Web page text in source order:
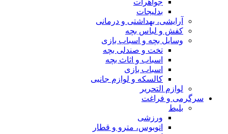
جواهرات
بدلیجات
آرایشی، بهداشتی و درمانی
کفش و لباس بچه
وسایل بچه و اسباب بازی
تخت و صندلی بچه
اسباب و اثاث بچه
اسباب بازی
کالسکه و لوازم جانبی
لوازم التحریر
سرگرمی و فراغت
بلیط
ورزشی
اتوبوس، مترو و قطار